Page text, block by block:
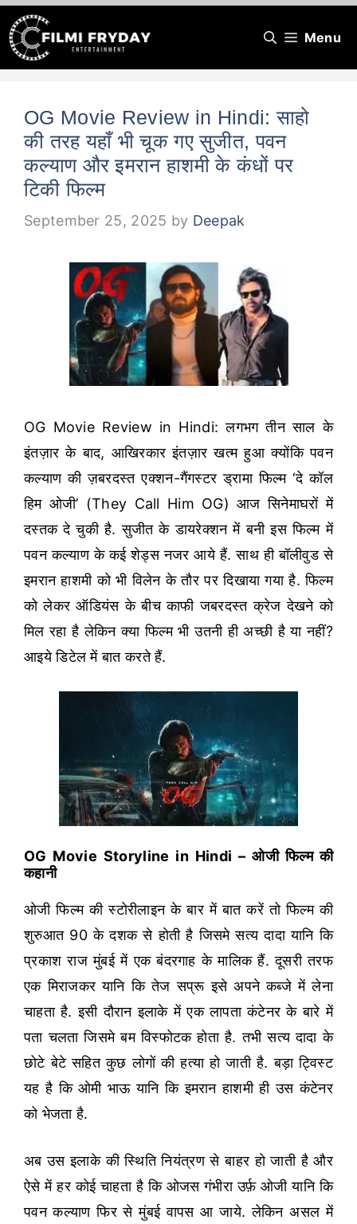
Skip
to
content
Menu
OG Movie Review in Hindi: साहो
की तरह यहाँ भी चूक गए सुजीत, पवन
कल्याण और इमरान हाशमी के कंधों पर
टिकी फिल्म
September 25, 2025 by Deepak
OG Movie Review in Hindi: लगभग तीन साल के
इंतज़ार के बाद, आखिरकार इंतज़ार खत्म हुआ क्योंकि पवन
कल्याण की ज़बरदस्त एक्शन-गैंगस्टर ड्रामा फिल्म ‘दे कॉल
हिम ओजी’ (They Call Him OG) आज सिनेमाघरों में
दस्तक दे चुकी है. सुजीत के डायरेक्शन में बनी इस फिल्म में
पवन कल्याण के कई शेड्स नजर आये हैं. साथ ही बॉलीवुड से
इमरान हाशमी को भी विलेन के तौर पर दिखाया गया है. फिल्म
को लेकर ऑडियंस के बीच काफी जबरदस्त क्रेज देखने को
मिल रहा है लेकिन क्या फिल्म भी उतनी ही अच्छी है या नहीं?
आइये डिटेल में बात करते हैं.
OG Movie Storyline in Hindi – ओजी फिल्म की
कहानी
ओजी फिल्म की स्टोरीलाइन के बार में बात करें तो फिल्म की
शुरुआत 90 के दशक से होती है जिसमे सत्य दादा यानि कि
प्रकाश राज मुंबई में एक बंदरगाह के मालिक हैं. दूसरी तरफ
एक मिराजकर यानि कि तेज सप्रू इसे अपने कब्जे में लेना
चाहता है. इसी दौरान इलाके में एक लापता कंटेनर के बारे में
पता चलता जिसमे बम विस्फोटक होता है. तभी सत्य दादा के
छोटे बेटे सहित कुछ लोगों की हत्या हो जाती है. बड़ा ट्विस्ट
यह है कि ओमी भाऊ यानि कि इमरान हाशमी ही उस कंटेनर
को भेजता है.
अब उस इलाके की स्थिति नियंत्रण से बाहर हो जाती है और
ऐसे में हर कोई चाहता है कि ओजस गंभीरा उर्फ़ ओजी यानि कि
पवन कल्याण फिर से मुंबई वापस आ जाये. लेकिन असल में